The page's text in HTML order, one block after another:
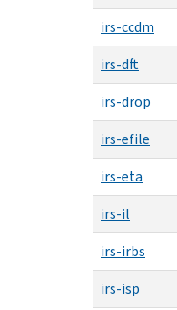
irs-ccdm
irs-dft
irs-drop
irs-efile
irs-eta
irs-il
irs-irbs
irs-isp